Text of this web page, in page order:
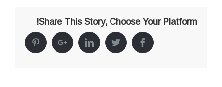
Share This Story, Choose Your Platform!
Facebook
Twitter
Linkedin
Google+
Pinterest